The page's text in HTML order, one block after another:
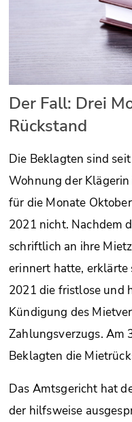
Der Fall: Drei
Rückstand
Die Beklagten sind
Wohnung der
für die Monate
2021 nicht. Nachdem
schriftlich an ihre
erinnert hatte, erklärte
2021 die fristlose und
Kündigung des
Zahlungsverzugs. Am
Beklagten die
Das Amtsgericht hat
der hilfsweise